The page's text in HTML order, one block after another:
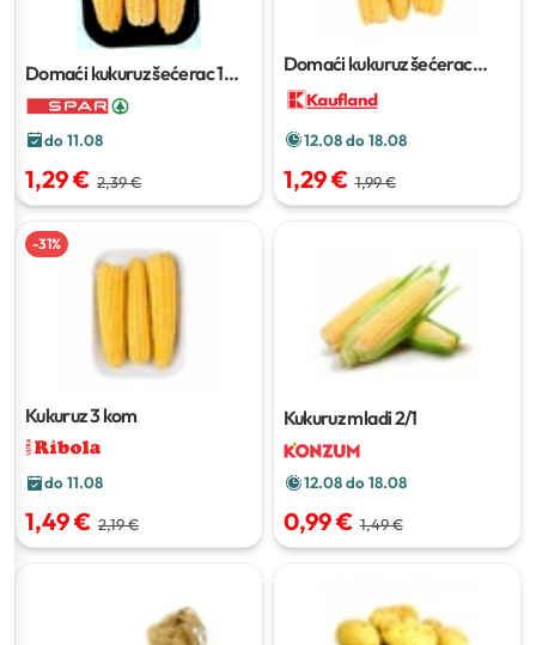
Domaći kukuruz šećerac1
pak (3/1)
do 11.08
1,29 € 2,39 €
Domaći kukuruz šećerac
12.08 do 18.08
1,29 € 1,99 €
-31%
Kukuruz3 kom
do 11.08
1,49 € 2,19 €
Kukuruz mladi2/1
12.08 do 18.08
0,99 € 1,49 €